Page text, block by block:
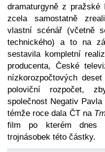
dramaturgyně z pražské
zcela samostatně
vlastní scénář (včetně
technického) a to na
sestavila kompletní
producenta, České
nízkorozpočtových
poloviční rozpočet,
společnost Negativ
témže roce dala ČT na
film po kterém dnes
trojnásobek této částky.